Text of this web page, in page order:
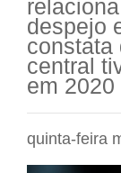
despejo
constata
central
em 2020
quinta-feira